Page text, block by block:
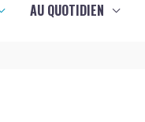
AU QUOTIDIEN